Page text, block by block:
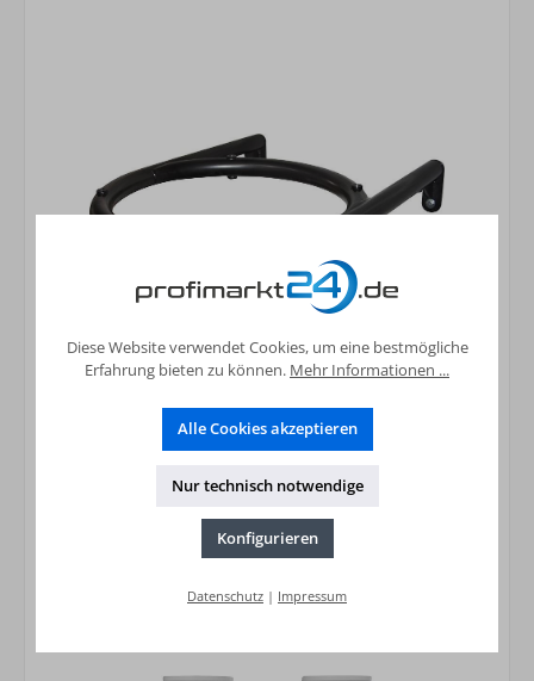
Wandkonsole für
Warmwasserwärmepumpe Gelbi
118,91 €*
Preise inkl. MwSt. zzgl. Versandkosten
Diese Website verwendet Cookies, um eine bestmögliche
Erfahrung bieten zu können. Mehr Informationen ...
Alle Cookies akzeptieren
Nur technisch notwendige
Konfigurieren
Datenschutz | Impressum